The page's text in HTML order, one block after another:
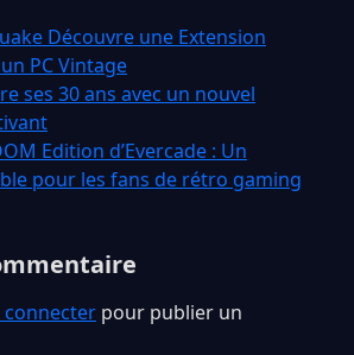
Découvre une Extension
PC Vintage
ses 30 ans avec un nouvel
Edition d’Evercade : Un
pour les fans de rétro gaming
connecter pour publier un